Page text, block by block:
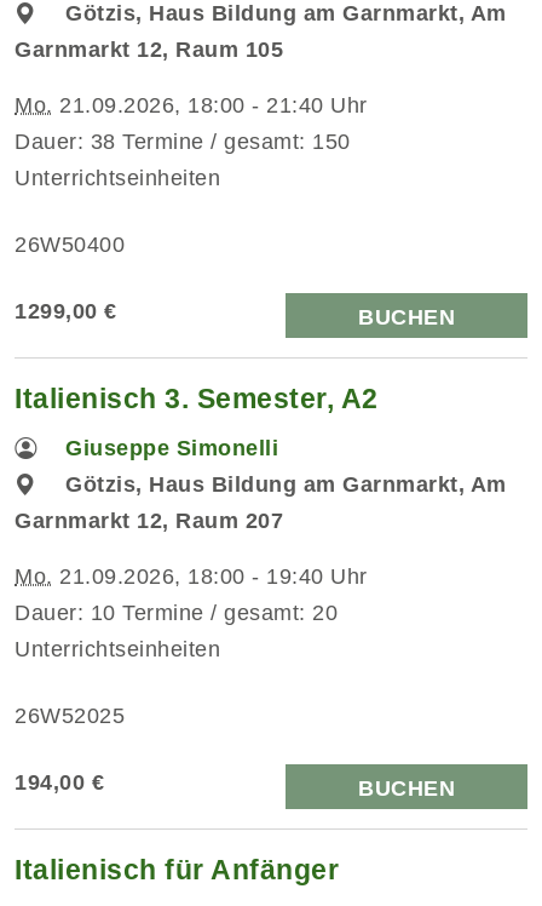
Götzis, Haus Bildung am Garnmarkt, Am
Garnmarkt 12, Raum 105
Mo. 21.09.2026, 18:00 - 21:40 Uhr
Dauer: 38 Termine / gesamt: 150
Unterrichtseinheiten
26W50400
1299,00 € BUCHEN
Italienisch 3. Semester, A2
Giuseppe Simonelli
Götzis, Haus Bildung am Garnmarkt, Am
Garnmarkt 12, Raum 207
Mo. 21.09.2026, 18:00 - 19:40 Uhr
Dauer: 10 Termine / gesamt: 20
Unterrichtseinheiten
26W52025
194,00 € BUCHEN
Italienisch für Anfänger